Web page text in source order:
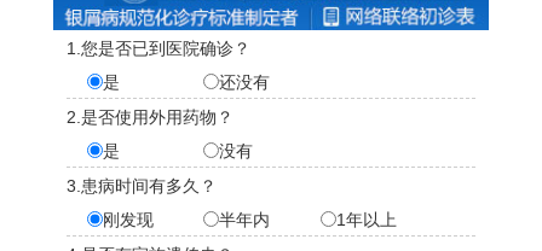
1.您是否已到医院确诊？
是
还没有
2.是否使用外用药物？
是
没有
3.患病时间有多久？
刚发现
半年内
1年以上